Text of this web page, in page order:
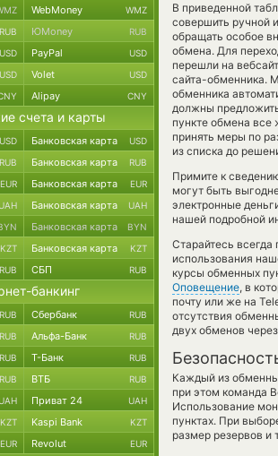
В приведенной
совершить ручной
обращать особое
обмена. Для
перешли на
сайта-обменника.
обменника
должны
пункте обмена
принять меры по
из списка до
Примите к
могут быть
электронные
нашей подробной
Старайтесь
использования
курсы обменных
Оповещение, в
почту или же на
отсутствия
двух обменов
Каждый из
при этом команда
Использование
пунктах. При
размер резервов и
WebMoney WMZ
RUB ЮMoney RUB
USD PayPal USD
USD Volet USD
Alipay CNY
счета и карты
USD Банковская карта USD
RUB Банковская карта RUB
EUR Банковская карта EUR
UAH Банковская карта UAH
Банковская карта BYN
KZT Банковская карта KZT
RUB СБП RUB
банкинг
RUB Сбербанк RUB
RUB Альфа-Банк RUB
RUB Т-Банк RUB
RUB ВТБ RUB
Приват 24 UAH
KZT Kaspi Bank KZT
EUR Revolut EUR